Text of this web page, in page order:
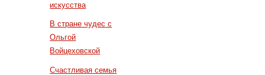
искусства
В стране чудес с
Ольгой
Войцеховской
Счастливая семья